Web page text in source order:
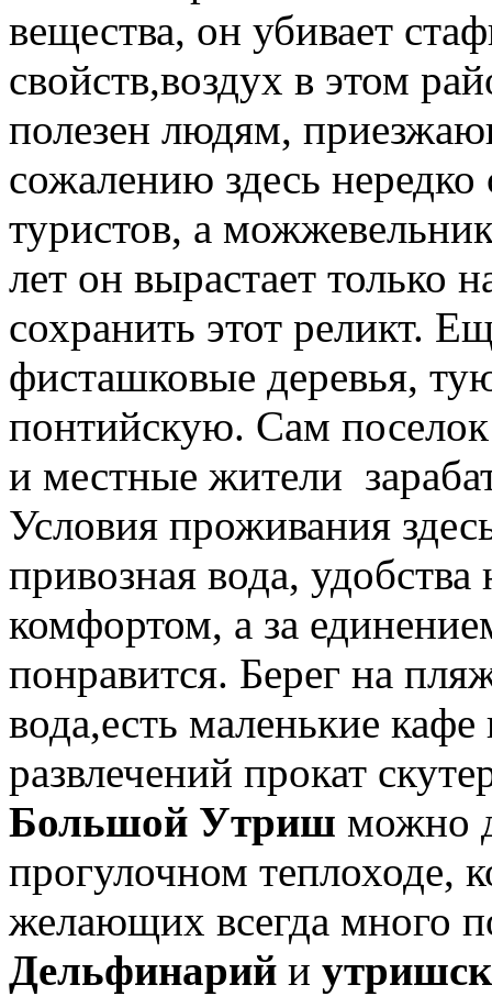
вещества, он убивает
свойств,воздух в этом
полезен людям,
сожалению здесь
туристов, а
лет он вырастает только
сохранить этот реликт.
фисташковые деревья,
понтийскую. Сам
и местные жители
Условия проживания
привозная вода,
комфортом, а за
понравится. Берег на
вода,есть маленькие
развлечений прокат
Большой Утриш можно
прогулочном теплоходе,
желающих всегда много
Дельфинарий и